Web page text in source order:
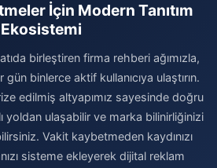
İçin Modern Tanıtım
Ekosistemi
birleştiren firma rehberi ağımızla,
binlerce aktif kullanıcıya ulaştırın.
edilmiş altyapımız sayesinde doğru
yoldan ulaşabilir ve marka bilinirliğinizi
Vakit kaybetmeden kaydınızı
sisteme ekleyerek dijital reklam